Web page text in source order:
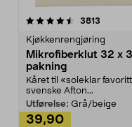
3813
Kjøkkenrengjøring
Mikrofiberklut 32 x
pakning
Kåret til «soleklar
svenske Afton...
Utførelse: Grå/beige
39,90
4.5av 5 stjerner